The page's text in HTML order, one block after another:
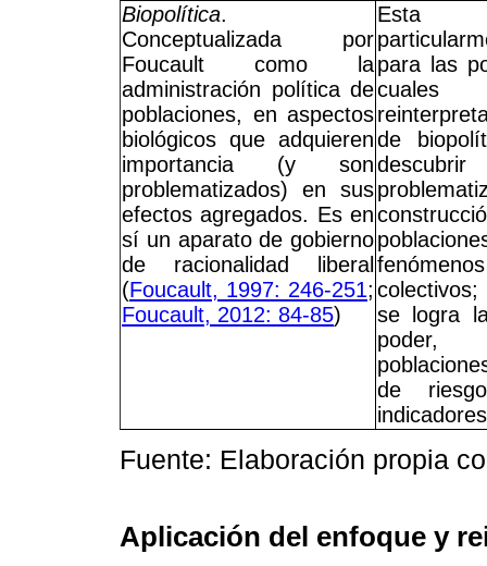
Biopolítica.
Conceptualizada por
Foucault como la
administración política de
poblaciones, en aspectos
biológicos que adquieren
importancia (y son
problematizados) en sus
efectos agregados. Es en
sí un aparato de gobierno
de racionalidad liberal
(Foucault, 1997: 246-251;
Foucault, 2012: 84-85)
Esta
para las
de
se logra
poder,
de
Fuente: Elaboración propia
Aplicación del enfoque y